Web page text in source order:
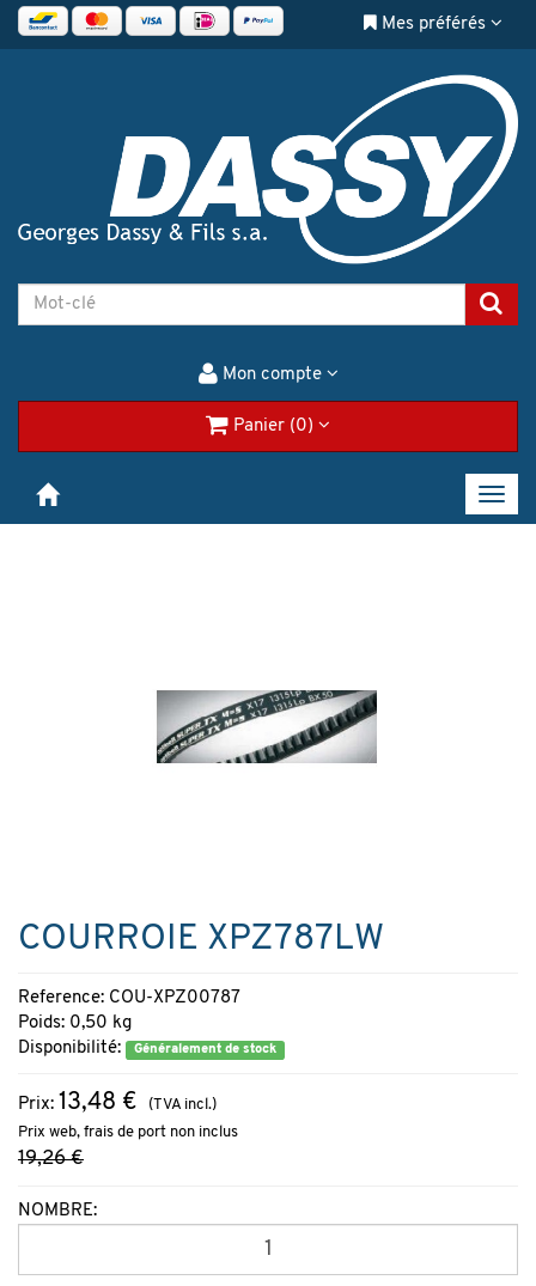
Mes préférés
Mon compte
Panier (0)
COURROIE XPZ787LW
Reference: COU-XPZ00787
Poids: 0,50 kg
Disponibilité:
Généralement de stock
Prix: 13,48 €
(TVA incl.)
Prix web, frais de port non inclus
19,26 €
NOMBRE: